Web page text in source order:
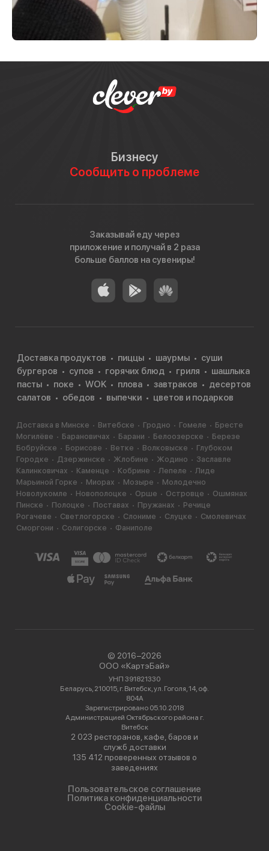
Бизнесу
Сообщить о проблеме
Заказывай еду через
приложение и получай в 2 раза
больше баллов на сувениры!
Доставка продуктов пиццы шаурмы
суши
бургеров
супов горячих блюд гриля
шашлыка
пасты
поке WOK плова завтраков
десертов
салатов
обедов выпечки цветов и подарков
Доставка в Минске Витебске Гродно Гомеле
Бресте
Могилёве
Барановичах Барани Белоозерске
Березе
Бобруйске
Борисове Ветке Волковыске
Глубоком
Городке
Дзержинске Жлобине Жодино
Заславле
Калинковичах
Каменце Кобрине Лепеле
Лиде
Марьиной Горке
Миорах Мозыре
Молодечно
Новолукомле
Новополоцке Орше Островце
Ошмянах
Пинске
Полоцке Поставах Пружанах
Речице
Рогачеве
Светлогорске Слониме Слуцке
Смолевичах
Сморгони
Солигорске Фаниполе
© 2016−2026
ООО «КартэБай»
УНП 391821330
Беларусь, 210015, г. Витебск, ул. Гоголя, 14, оф.
804А
Зарегистрировано 05.10.2018
Администрацией Октябрьского района г.
Витебск
2 023 ресторанов, кафе, баров и
служб доставки
135 412 проверенных отзывов о
заведениях
Пользовательское соглашение
Политика конфиденциальности
Cookie-файлы